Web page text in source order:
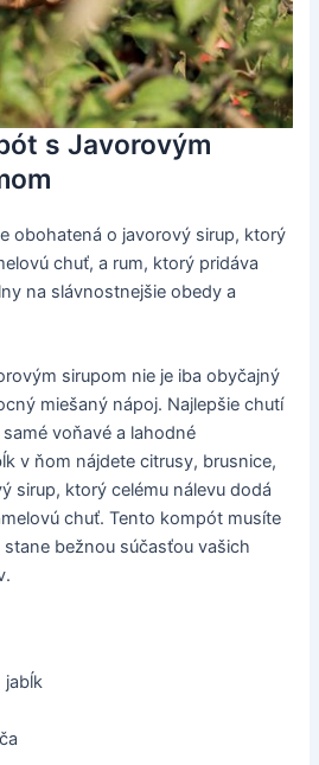
s Javorovým
obohatená o javorový sirup, ktorý
chuť, a rum, ktorý pridáva
na slávnostnejšie obedy a
sirupom nie je iba obyčajný
miešaný nápoj. Najlepšie chutí
voňavé a lahodné
v ňom nájdete citrusy, brusnice,
sirup, ktorý celému nálevu dodá
chuť. Tento kompót musíte
bežnou súčasťou vašich
jabĺk